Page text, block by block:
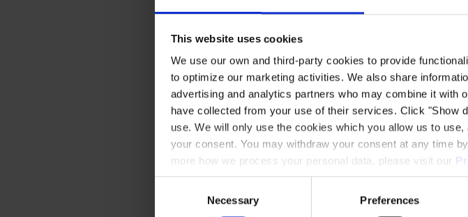
This website uses cookies
We use our own and third-party cookies to provide
to optimize our marketing activities. We also share
advertising and analytics partners who may combine it with
have collected from your use of their services. Click "Show
use. We will only use the cookies which you allow us to
your consent. You may withdraw your consent at any time
more how we process your personal data, please visit our
Necessary Preferences